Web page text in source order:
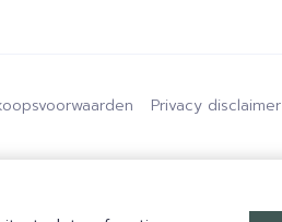
Privacy disclaimer